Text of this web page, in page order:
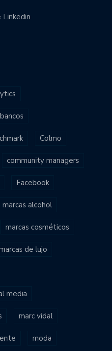
bancos
Colmo
community managers
Facebook
marcas alcohol
marcas cosméticos
de lujo
media
marc vidal
moda